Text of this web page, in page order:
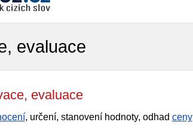
evaluace
evaluace
, určení, stanovení hodnoty, odhad ceny